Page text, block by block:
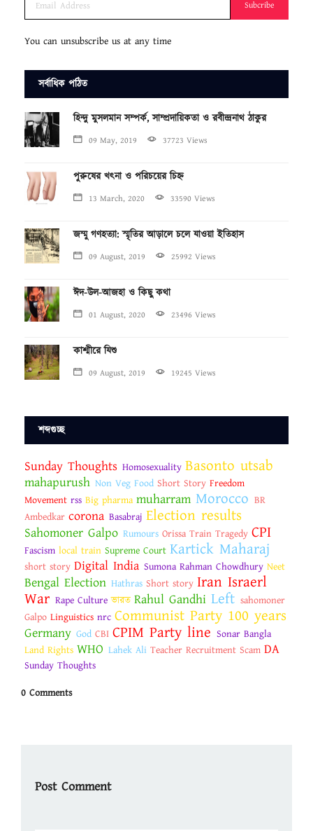
Subcribe
You can unsubscribe us at any time
সর্বাধিক পঠিত
হিন্দু মুসলমান সম্পর্ক, সাম্প্রদায়িকতা ও রবীন্দ্রনাথ ঠাকুর
09 May, 2019 37723 Views
পুরুষের খৎনা ও পরিচয়ের চিহ্ন
13 March, 2020 33590 Views
জম্মু গণহত্যা: স্মৃতির আড়ালে চলে যাওয়া ইতিহাস
09 August, 2019 25992 Views
ঈদ-উল-আজহা ও কিছু কথা
01 August, 2020 23496 Views
কাশ্মীরে যিশু
09 August, 2019 19245 Views
শব্দগুচ্ছ
Sunday Thoughts Homosexuality Basonto utsab
mahapurush Non Veg Food Short Story Freedom
Movement rss Big pharma muharram Morocco BR
Ambedkar corona Basabraj Election results
Sahomoner Galpo Rumours Orissa Train Tragedy CPI
Fascism local train Supreme Court Kartick Maharaj
short story Digital India Sumona Rahman Chowdhury Neet
Bengal Election Hathras Short story Iran Israerl
War Rape Culture ভারত Rahul Gandhi Left sahomoner
Galpo Linguistics nrc Communist Party 100 years
Germany God CBI CPIM Party line Sonar Bangla
Land Rights WHO Lahek Ali Teacher Recruitment Scam DA
Sunday Thoughts
0 Comments
Post Comment